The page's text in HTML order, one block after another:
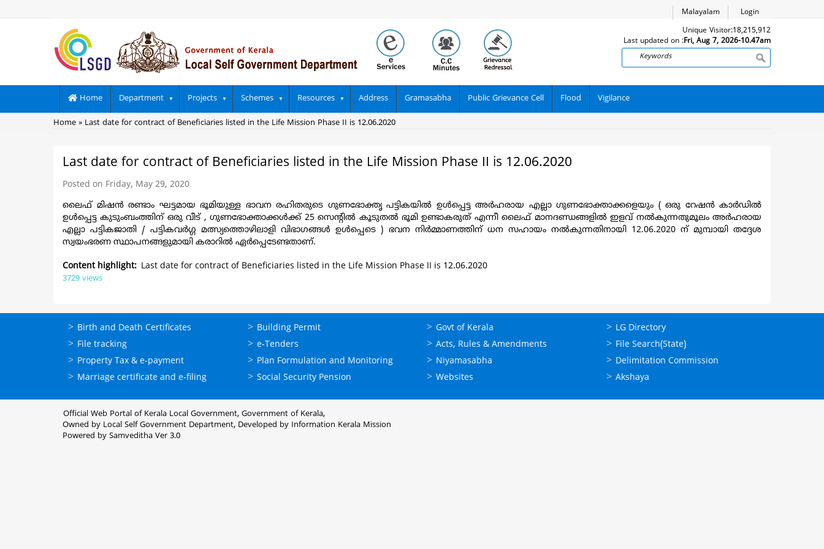
Login
Malayalam
Unique Visitor:18,215,912
Last updated on :Fri, Aug 7, 2026-10.47am
Search
Main
navigation
Home Department Projects Schemes Resources Address Gramasabha Public Grievance Cell Flood Vigilance
Breadcrumb
Home Last date for contract of Beneficiaries listed in the Life Mission Phase II is 12.06.2020
Last date for contract of Beneficiaries listed in the Life Mission Phase II is 12.06.2020
Posted on Friday, May 29, 2020
ലൈഫ് മിഷന്‍ രണ്ടാം ഘട്ടമായ ഭൂമിയുള്ള ഭാവന രഹിതരുടെ ഗുണഭോക്തൃ പട്ടികയില്‍ ഉള്‍പ്പെട്ട അര്‍ഹരായ എല്ലാ ഗുണഭോക്താക്കളെയും ( ഒരു റേഷന്‍ കാര്‍ഡില്‍
ഉള്‍പ്പെട്ട കുടുംബംത്തിന് ഒരു വീട് , ഗുണഭോക്താക്കള്‍ക്ക് 25 സെന്റില്‍ കൂടുതല്‍ ഭൂമി ഉണ്ടാകരുത് എന്നീ ലൈഫ് മാനദണ്ഡങ്ങളില്‍ ഇളവ് നല്‍കുന്നതുമൂലം അര്‍ഹരായ
എല്ലാ പട്ടികജാതി / പട്ടികവര്‍ഗ്ഗ മത്സ്യത്തൊഴിലാളി വിഭാഗങ്ങള്‍ ഉള്‍പ്പെടെ ) ഭവന നിര്‍മ്മാണത്തിന് ധന സഹായം നല്‍കുന്നതിനായി 12.06.2020 ന് മുമ്പായി തദ്ദേശ
സ്വയംഭരണ സ്ഥാപനങ്ങളുമായി കരാറില്‍ ഏര്‍പ്പെടേണ്ടതാണ്.
Content highlight Last date for contract of Beneficiaries listed in the Life Mission Phase II is 12.06.2020
3729 views
ഓണ്‍ലൈന്‍
സേവനങ്ങള്‍
Birth and Death Certificates
File tracking
Property Tax & e-payment
Marriage certificate and e-filing
ഓണ്‍ലൈന്‍
സേവനങ്ങള്‍
Building Permit
e-Tenders
Plan Formulation and Monitoring
Social Security Pension
ഉപയോഗപ്രദമായ
കണ്ണികള്‍
Govt of Kerala
Acts, Rules & Amendments
Niyamasabha
Websites
ഉപയോഗപ്രദമായ
കണ്ണികള്‍
LG Directory
File Search(State)
Delimitation Commission
Akshaya
Official Web Portal of Kerala Local Government, Government of Kerala,
Owned by Local Self Government Department, Developed by Information Kerala Mission
Powered by Samveditha Ver 3.0